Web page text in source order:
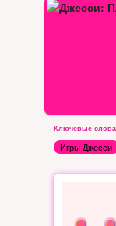
Салон
Ключевые
Игры Джесси